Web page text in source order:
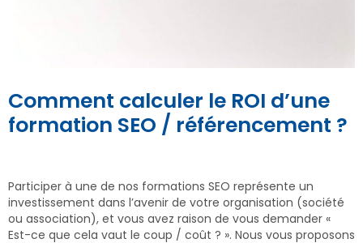
Comment calculer le ROI d’une
formation SEO / référencement ?
Participer à une de nos formations SEO représente un
investissement dans l’avenir de votre organisation (société
ou association), et vous avez raison de vous demander «
Est-ce que cela vaut le coup / coût ? ». Nous vous proposons